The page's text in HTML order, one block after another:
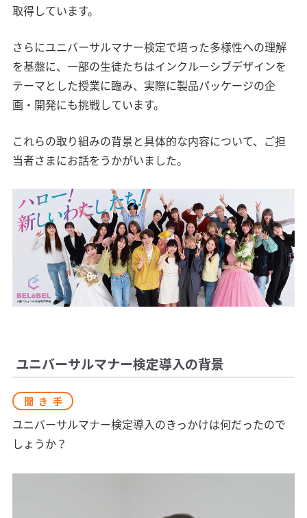
取得しています。
さらにユニバーサルマナー検定で培った多様性への理解
を基盤に、一部の生徒たちはインクルーシブデザインを
テーマとした授業に臨み、実際に製品パッケージの企
画・開発にも挑戦しています。
これらの取り組みの背景と具体的な内容について、ご担
当者さまにお話をうかがいました。
ユニバーサルマナー検定導入の背景
聞き手
ユニバーサルマナー検定導入のきっかけは何だったので
しょうか？